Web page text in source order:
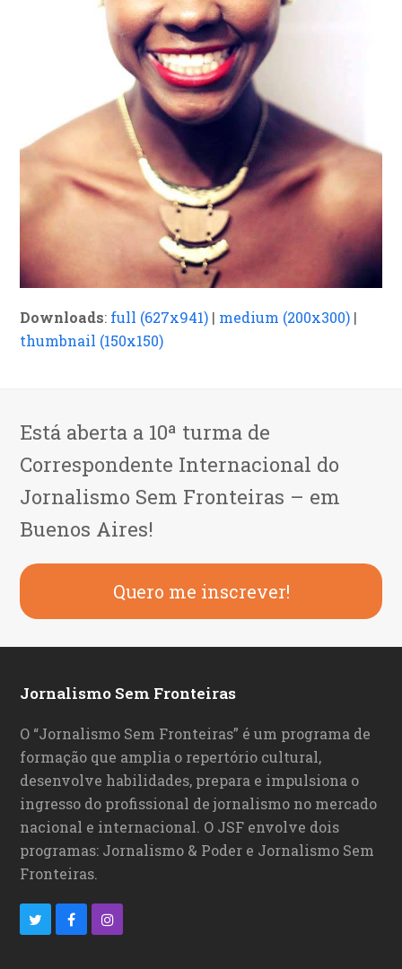
Downloads: full (627x941) | medium (200x300) |
thumbnail (150x150)
Está aberta a 10ª turma de
Correspondente Internacional do
Jornalismo Sem Fronteiras – em
Buenos Aires!
Quero me inscrever!
Jornalismo Sem Fronteiras
O “Jornalismo Sem Fronteiras” é um programa de
formação que amplia o repertório cultural,
desenvolve habilidades, prepara e impulsiona o
ingresso do profissional de jornalismo no mercado
nacional e internacional. O JSF envolve dois
programas: Jornalismo & Poder e Jornalismo Sem
Fronteiras.
I